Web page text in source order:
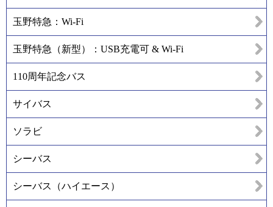
玉野特急：Wi-Fi
玉野特急（新型）：USB充電可 & Wi-Fi
110周年記念バス
サイバス
ソラビ
シーバス
シーバス（ハイエース）